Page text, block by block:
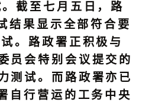
截至七月五日，路
结果显示全部符合要
。路政署正积极与
员会特别会议提交的
测试。而路政署亦已
自行营运的工务中央